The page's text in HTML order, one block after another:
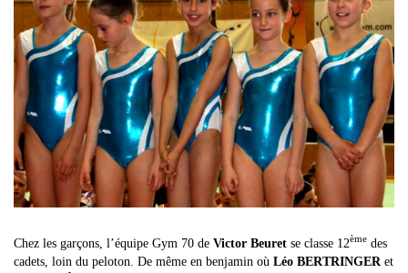
Chez les garçons, l’équipe Gym 70 de Victor Beuret se classe 12ème des
cadets, loin du peloton. De même en benjamin où Léo BERTRINGER et